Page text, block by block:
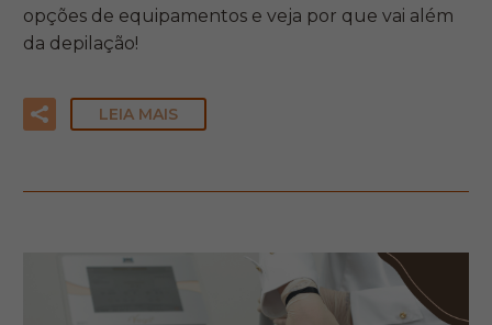
opções de equipamentos e veja por que vai além
da depilação!
LEIA MAIS